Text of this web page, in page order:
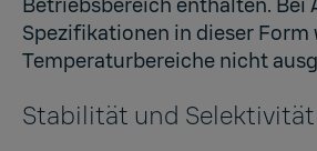
Spezifikationen in dieser Form
Temperaturbereiche nicht
Stabilität und Selektivität